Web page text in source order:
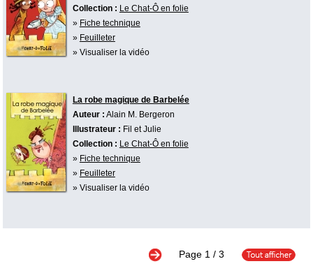
Collection : Le Chat-Ô en folie
» Fiche technique
» Feuilleter
» Visualiser la vidéo
La robe magique de Barbelée
Auteur : Alain M. Bergeron
Illustrateur : Fil et Julie
Collection : Le Chat-Ô en folie
» Fiche technique
» Feuilleter
» Visualiser la vidéo
Page 1 / 3